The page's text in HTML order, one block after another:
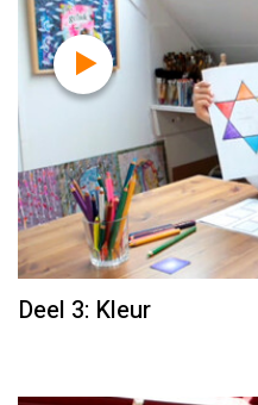
Deel 3: Kleur